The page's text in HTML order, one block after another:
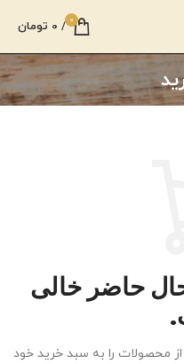
0
/
0 تومان
حاضر خالی
محصولات را به سبد خرید خود